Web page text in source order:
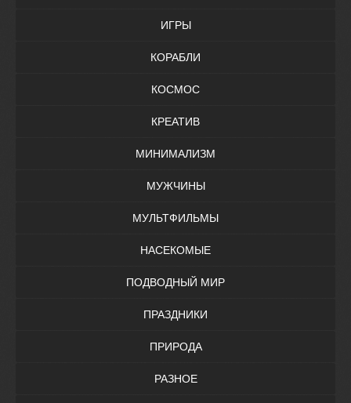
ИГРЫ
КОРАБЛИ
КОСМОС
КРЕАТИВ
МИНИМАЛИЗМ
МУЖЧИНЫ
МУЛЬТФИЛЬМЫ
НАСЕКОМЫЕ
ПОДВОДНЫЙ МИР
ПРАЗДНИКИ
ПРИРОДА
РАЗНОЕ